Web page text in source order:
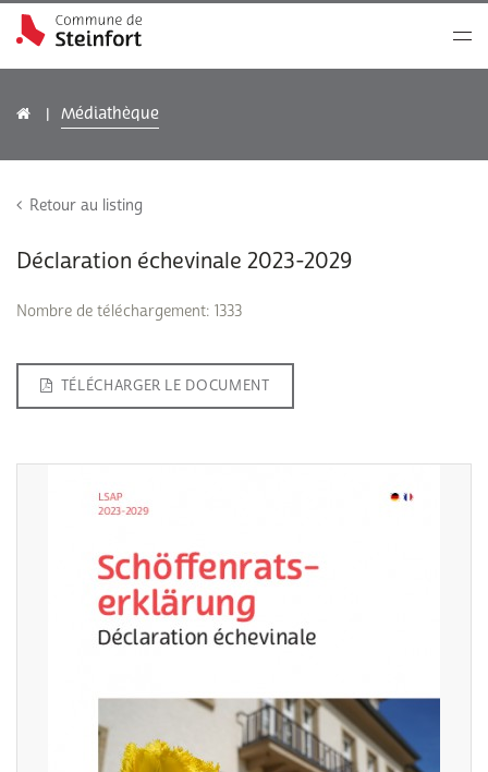
Médiathèque
Retour au listing
Déclaration échevinale 2023-2029
Nombre de téléchargement: 1333
TÉLÉCHARGER LE DOCUMENT